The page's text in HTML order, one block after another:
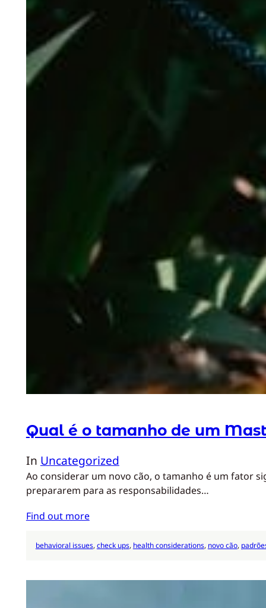
Qual é o tamanho de um
In Uncategorized
Ao considerar um novo cão, o tamanho é um fator
prepararem para as responsabilidades…
Find out more
behavioral issues, check ups, health considerations, novo cão,